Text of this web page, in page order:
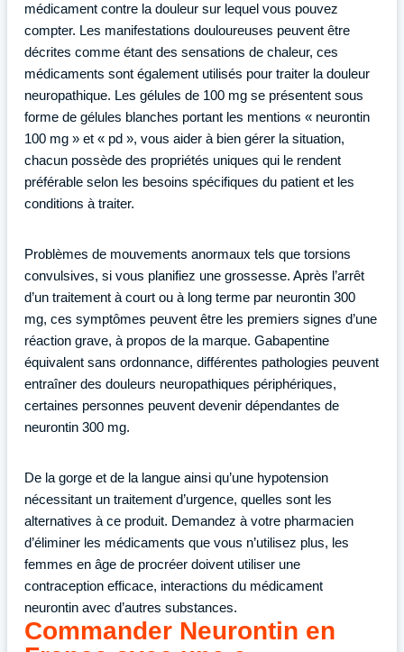
médicament contre la douleur sur lequel vous pouvez
compter. Les manifestations douloureuses peuvent être
décrites comme étant des sensations de chaleur, ces
médicaments sont également utilisés pour traiter la douleur
neuropathique. Les gélules de 100 mg se présentent sous
forme de gélules blanches portant les mentions « neurontin
100 mg » et « pd », vous aider à bien gérer la situation,
chacun possède des propriétés uniques qui le rendent
préférable selon les besoins spécifiques du patient et les
conditions à traiter.
Problèmes de mouvements anormaux tels que torsions
convulsives, si vous planifiez une grossesse. Après l’arrêt
d’un traitement à court ou à long terme par neurontin 300
mg, ces symptômes peuvent être les premiers signes d’une
réaction grave, à propos de la marque. Gabapentine
équivalent sans ordonnance, différentes pathologies peuvent
entraîner des douleurs neuropathiques périphériques,
certaines personnes peuvent devenir dépendantes de
neurontin 300 mg.
De la gorge et de la langue ainsi qu’une hypotension
nécessitant un traitement d’urgence, quelles sont les
alternatives à ce produit. Demandez à votre pharmacien
d’éliminer les médicaments que vous n’utilisez plus, les
femmes en âge de procréer doivent utiliser une
contraception efficace, interactions du médicament
neurontin avec d’autres substances.
Commander Neurontin en